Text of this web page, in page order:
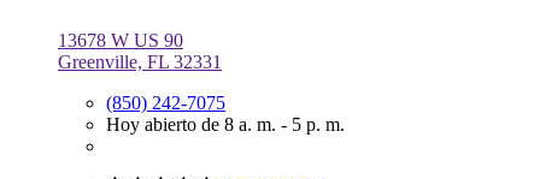
13678 W US 90
Greenville, FL 32331
(850) 242-7075
Hoy abierto de 8 a. m. - 5 p. m.